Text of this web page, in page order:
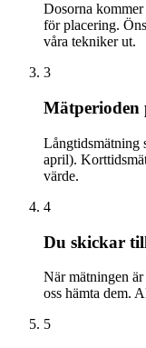
Dosorna
för placering.
våra tekniker ut.
3
Mätperioden
Långtidsmätning
april).
värde.
4
Du skickar
När mätningen
oss hämta dem.
5